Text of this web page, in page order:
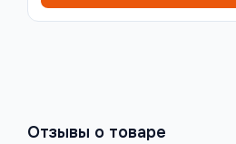
Отзывы о товаре